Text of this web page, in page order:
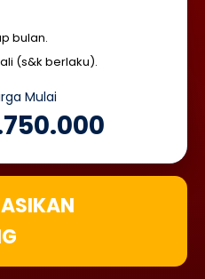
bulan.
(s&k berlaku).
Mulai